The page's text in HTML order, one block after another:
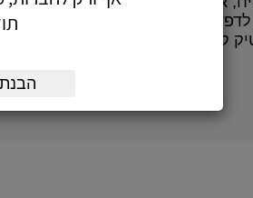
נוח בין התאים.